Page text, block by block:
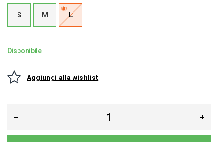
S M L
Disponibile
Aggiungi alla wishlist